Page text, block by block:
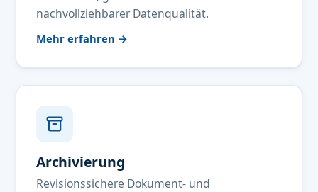
nachvollziehbarer Datenqualität.
Mehr erfahren →
Archivierung
Revisionssichere Dokument- und